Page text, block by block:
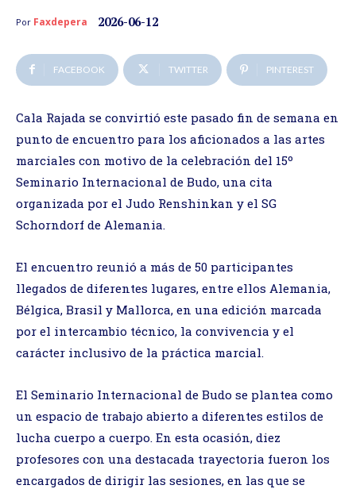
Por Faxdepera 2026-06-12
FACEBOOK TWITTER PINTEREST
Cala Rajada se convirtió este pasado fin de semana en
punto de encuentro para los aficionados a las artes
marciales con motivo de la celebración del 15º
Seminario Internacional de Budo, una cita
organizada por el Judo Renshinkan y el SG
Schorndorf de Alemania.
El encuentro reunió a más de 50 participantes
llegados de diferentes lugares, entre ellos Alemania,
Bélgica, Brasil y Mallorca, en una edición marcada
por el intercambio técnico, la convivencia y el
carácter inclusivo de la práctica marcial.
El Seminario Internacional de Budo se plantea como
un espacio de trabajo abierto a diferentes estilos de
lucha cuerpo a cuerpo. En esta ocasión, diez
profesores con una destacada trayectoria fueron los
encargados de dirigir las sesiones, en las que se